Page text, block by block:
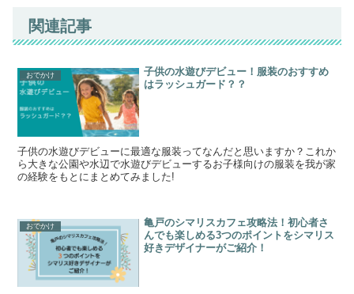
関連記事
おでかけ
子供の水遊びデビュー！服装のおすすめ
はラッシュガード？？
子供の水遊びデビューに最適な服装ってなんだと思いますか？これか
ら大きな公園や水辺で水遊びデビューするお子様向けの服装を我が家
の経験をもとにまとめてみました!
おでかけ
亀戸のシマリスカフェ攻略法！初心者さ
んでも楽しめる3つのポイントをシマリス
好きデザイナーがご紹介！